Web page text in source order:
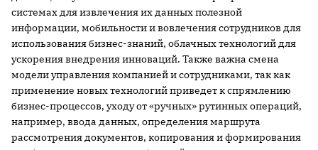
системах для извлечения их данных полезной
информации, мобильности и вовлечения сотрудников для
использования бизнес-знаний, облачных технологий для
ускорения внедрения инноваций. Также важна смена
модели управления компанией и сотрудниками, так как
применение новых технологий приведет к спрямлению
бизнес-процессов, уходу от «ручных» рутинных операций,
например, ввода данных, определения маршрута
рассмотрения документов, копирования и формирования